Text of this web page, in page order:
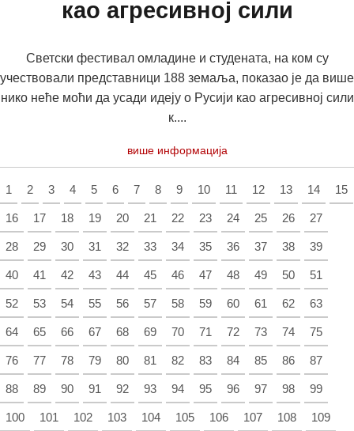
као агресивној сили
Светски фестивал омладине и студената, на ком су
учествовали представници 188 земаља, показао је да више
нико неће моћи да усади идеју о Русији као агресивној сили
к....
више информација
1 2 3 4 5 6 7 8 9 10 11 12 13 14 15
16 17 18 19 20 21 22 23 24 25 26 27
28 29 30 31 32 33 34 35 36 37 38 39
40 41 42 43 44 45 46 47 48 49 50 51
52 53 54 55 56 57 58 59 60 61 62 63
64 65 66 67 68 69 70 71 72 73 74 75
76 77 78 79 80 81 82 83 84 85 86 87
88 89 90 91 92 93 94 95 96 97 98 99
100 101 102 103 104 105 106 107 108 109